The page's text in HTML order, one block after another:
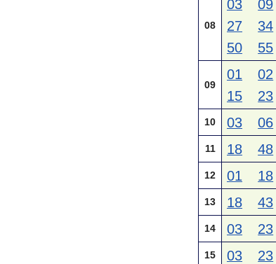
08
03 09
27
34
50
55
09
01 02
15
23
10 03 06
11 18 48
12 01 18
13 18 43
14 03 23
15 03 23